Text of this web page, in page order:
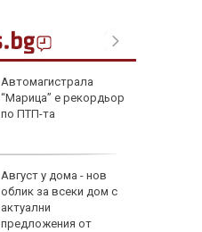
Автомагистрала
“Марица” е рекордьор
по ПТП-та
Август у дома - нов
облик за всеки дом с
актуални
предложения от